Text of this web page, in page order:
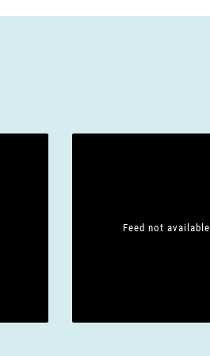
Feed not available